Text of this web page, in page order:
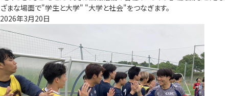
ざまな場面で"学生と大学" "大学と社会"をつなぎます。
2026年3月20日